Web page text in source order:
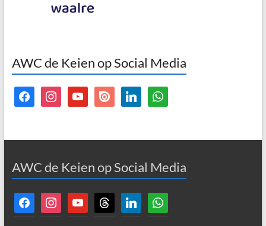
AWC de Keien op Social Media
facebookinstagramyoutubeissuu linkedinwhatsapp
AWC de Keien op Social Media
facebookinstagramyoutube threads linkedin whatsapp